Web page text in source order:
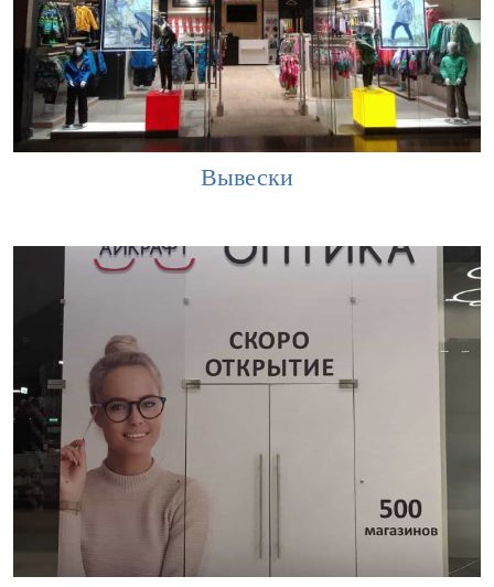
Вывески